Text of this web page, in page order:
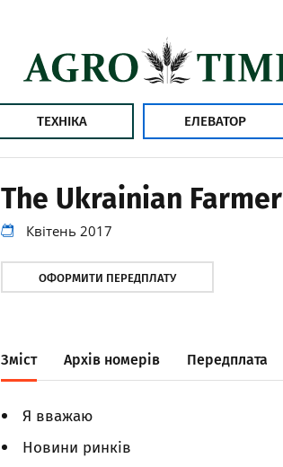
ТЕХНІКА ЕЛЕВАТОР
The Ukrainian Farmer
Квітень 2017
ОФОРМИТИ ПЕРЕДПЛАТУ
Зміст Архів номерів Передплата
Я вважаю
Новини ринків